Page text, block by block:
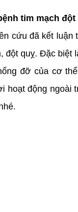
tim mạch
cứu đã kết
đột quỵ. Đặc biệt
đỡ của cơ
hoạt động ngoài